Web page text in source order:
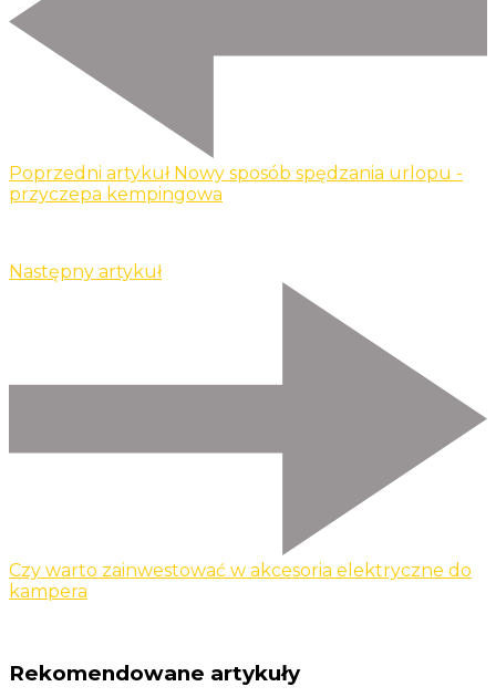
Poprzedni artykuł Nowy sposób spędzania urlopu -
przyczepa kempingowa
Następny artykuł
Czy warto zainwestować w akcesoria elektryczne do
kampera
Rekomendowane artykuły